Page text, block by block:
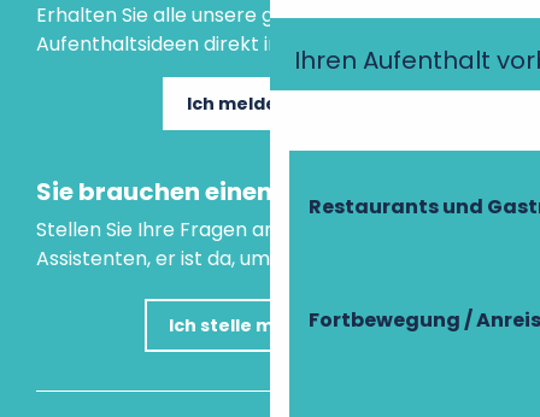
Ihren Aufenthalt
Restaurants und
Fortbewegung /
Erhalten Sie alle unsere guten Tipps und
Aufenthaltsideen direkt in Ihre Mailbox.
Ich melde mich an
Sie brauchen einen Rat?
Stellen Sie Ihre Fragen an unseren virtuellen
Assistenten, er ist da, um Ihnen zu helfen.
Ich stelle meine Frage